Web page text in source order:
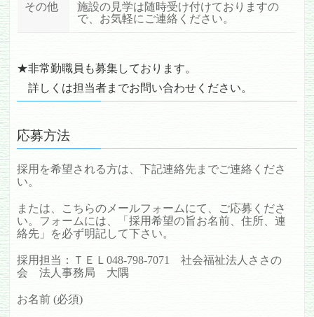
その他
施設の見学は随時受け付けておりますの
で、お気軽にご連絡ください。
★非常勤職員も募集しております。
詳しくは担当者までお問い合わせください。
応募方法
採用を希望される方は、下記連絡先までご連絡くださ
い。
または、こちらのメールフォームにて、ご応募くださ
い。フォームには、「採用希望の旨お名前、住所、連
絡先」を必ず明記して下さい。
採用担当：ＴＥＬ048-798-7071 社会福祉法人ささの
会 法人事務局 大隅
お名前 (必須)